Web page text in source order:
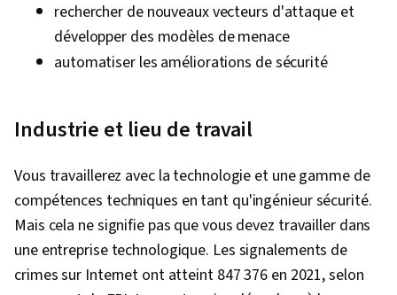
rechercher de nouveaux vecteurs d'attaque et
développer des modèles de menace
automatiser les améliorations de sécurité
Industrie et lieu de travail
Vous travaillerez avec la technologie et une gamme de
compétences techniques en tant qu'ingénieur sécurité.
Mais cela ne signifie pas que vous devez travailler dans
une entreprise technologique. Les signalements de
crimes sur Internet ont atteint 847 376 en 2021, selon